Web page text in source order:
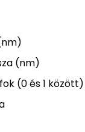
(nm)
(0 és 1 között)